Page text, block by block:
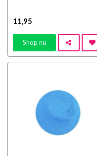
11 ,95
Shop nu